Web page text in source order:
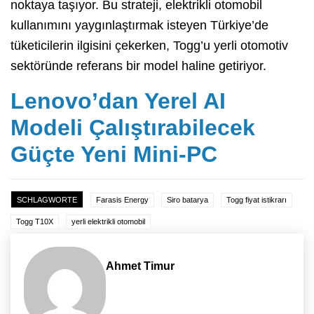
noktaya taşıyor. Bu strateji, elektrikli otomobil
kullanımını yaygınlaştırmak isteyen Türkiye’de
tüketicilerin ilgisini çekerken, Togg’u yerli otomotiv
sektöründe referans bir model haline getiriyor.
Lenovo’dan Yerel AI
Modeli Çalıştırabilecek
Güçte Yeni Mini-PC
SCHLAGWORTE Farasis Energy Siro batarya Togg fiyat istikrarı
Togg T10X yerli elektrikli otomobil
Ahmet Timur